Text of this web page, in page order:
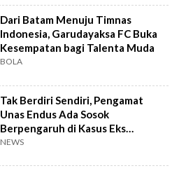
Dari Batam Menuju Timnas
Indonesia, Garudayaksa FC Buka
Kesempatan bagi Talenta Muda
BOLA
Tak Berdiri Sendiri, Pengamat
Unas Endus Ada Sosok
Berpengaruh di Kasus Eks
Jampidsus
NEWS